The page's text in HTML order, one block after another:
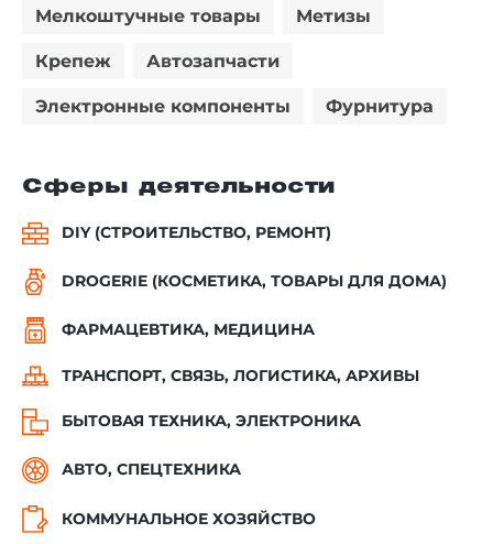
Мелкоштучные товары Метизы
Крепеж Автозапчасти
Электронные компоненты Фурнитура
Сферы деятельности
DIY (СТРОИТЕЛЬСТВО, РЕМОНТ)
DROGERIE (КОСМЕТИКА, ТОВАРЫ ДЛЯ ДОМА)
ФАРМАЦЕВТИКА, МЕДИЦИНА
ТРАНСПОРТ, СВЯЗЬ, ЛОГИСТИКА, АРХИВЫ
БЫТОВАЯ ТЕХНИКА, ЭЛЕКТРОНИКА
АВТО, СПЕЦТЕХНИКА
КОММУНАЛЬНОЕ ХОЗЯЙСТВО